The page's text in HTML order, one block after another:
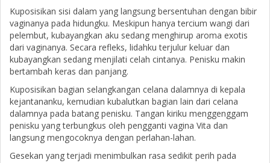
Kuposisikan sisi dalam yang langsung bersentuhan dengan bibir
vaginanya pada hidungku. Meskipun hanya tercium wangi dari
pelembut, kubayangkan aku sedang menghirup aroma exotis
dari vaginanya. Secara refleks, lidahku terjulur keluar dan
kubayangkan sedang menjilati celah cintanya. Penisku makin
bertambah keras dan panjang.
Kuposisikan bagian selangkangan celana dalamnya di kepala
kejantananku, kemudian kubalutkan bagian lain dari celana
dalamnya pada batang penisku. Tangan kiriku menggenggam
penisku yang terbungkus oleh pengganti vagina Vita dan
langsung mengocoknya dengan perlahan-lahan.
Gesekan yang terjadi menimbulkan rasa sedikit perih pada